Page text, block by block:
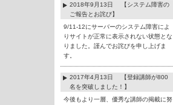
2018年9月13日 【システム障害の
ご報告とお詫び】
9/11-12にサーバーのシステム障害によ
りサイトが正常に表示されない状態とな
りました。謹んでお詫びを申し上げま
す。
2017年4月13日 【登録講師が800
名を突破しました！】
今後もより一層、優秀な講師の掲載に努